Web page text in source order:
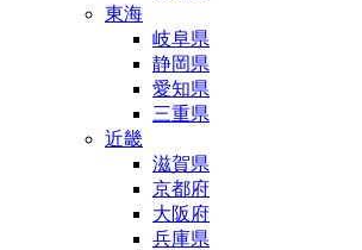
東海
岐阜県
静岡県
愛知県
三重県
近畿
滋賀県
京都府
大阪府
兵庫県